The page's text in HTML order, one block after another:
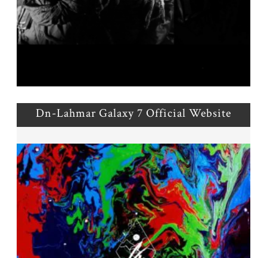
Dn-Lahmar Galaxy 7 Official Website